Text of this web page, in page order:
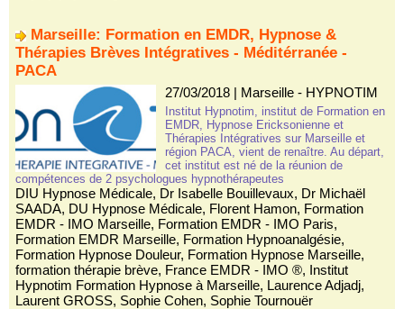
Marseille: Formation en EMDR, Hypnose &
Thérapies Brèves Intégratives - Méditérranée -
PACA
27/03/2018| Marseille - HYPNOTIM
Institut Hypnotim, institut de Formation en
EMDR, Hypnose Ericksonienne et
Thérapies Intégratives sur Marseille et
région PACA, vient de renaître. Au départ,
cet institut est né de la réunion de
compétences de 2 psychologues hypnothérapeutes
DIU Hypnose Médicale, Dr Isabelle Bouillevaux, Dr Michaël
SAADA, DU Hypnose Médicale, Florent Hamon, Formation
EMDR - IMO Marseille, Formation EMDR - IMO Paris,
Formation EMDR Marseille, Formation Hypnoanalgésie,
Formation Hypnose Douleur, Formation Hypnose Marseille,
formation thérapie brève, France EMDR - IMO ®, Institut
Hypnotim Formation Hypnose à Marseille, Laurence Adjadj,
Laurent GROSS, Sophie Cohen, Sophie Tournouër